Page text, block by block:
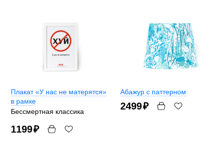
Плакат «У нас не матерятся»
в рамке
Бессмертная классика
1199₽
Абажур с паттерном
2499₽